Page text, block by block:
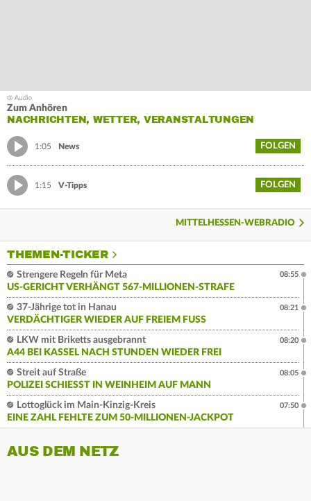
Zum Anhören
NACHRICHTEN, WETTER, VERANSTALTUNGEN
1:05 News FOLGEN
1:15 V-Tipps FOLGEN
MITTELHESSEN-WEBRADIO
THEMEN-TICKER
Strengere Regeln für Meta
US-GERICHT VERHÄNGT 567-MILLIONEN-STRAFE
08:55
37-Jährige tot in Hanau
VERDÄCHTIGER WIEDER AUF FREIEM FUSS
08:21
LKW mit Briketts ausgebrannt
A44 BEI KASSEL NACH STUNDEN WIEDER FREI
08:20
Streit auf Straße
POLIZEI SCHIESST IN WEINHEIM AUF MANN
08:05
Lottoglück im Main-Kinzig-Kreis
EINE ZAHL FEHLTE ZUM 50-MILLIONEN-JACKPOT
07:50
AUS DEM NETZ